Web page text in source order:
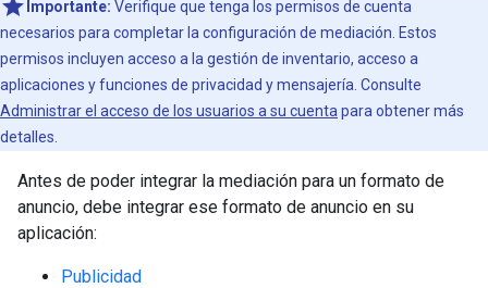
Importante: Verifique que tenga los permisos de cuenta
necesarios para completar la configuración de mediación. Estos
permisos incluyen acceso a la gestión de inventario, acceso a
aplicaciones y funciones de privacidad y mensajería. Consulte
Administrar el acceso de los usuarios a su cuenta para obtener más
detalles.
Antes de poder integrar la mediación para un formato de
anuncio, debe integrar ese formato de anuncio en su
aplicación:
Publicidad